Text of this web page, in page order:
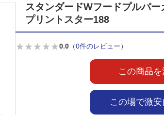
スタンダードWフードプルパー
プリントスター188
★ ★ ★ ★ ★0.0 （0件のレビュー）
この商品
この場で激安